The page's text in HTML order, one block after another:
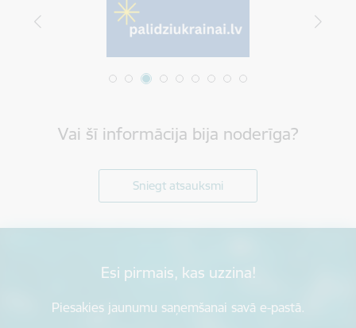
Vai šī informācija bija noderīga?
Sniegt atsauksmi
Esi pirmais, kas uzzina!
Piesakies jaunumu saņemšanai savā e-pastā.